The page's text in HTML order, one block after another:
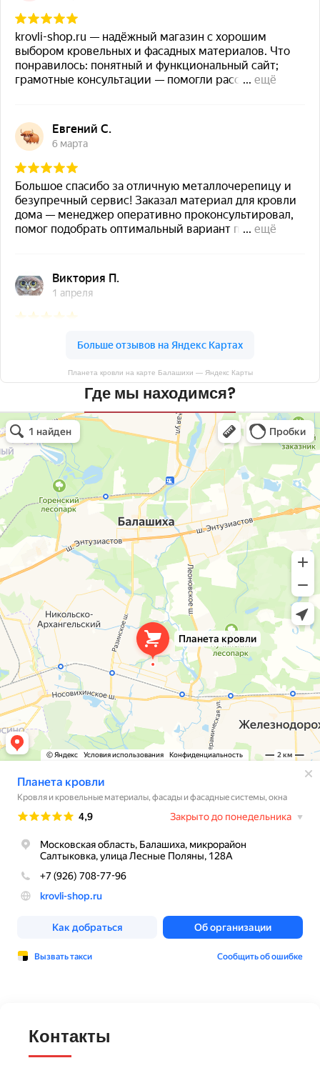
Планета кровли на карте Балашихи — Яндекс Карты
Где мы находимся?
Планета кровли
Кровля и кровельные материалы в Балашихе
Окна в Балашихе
Контакты